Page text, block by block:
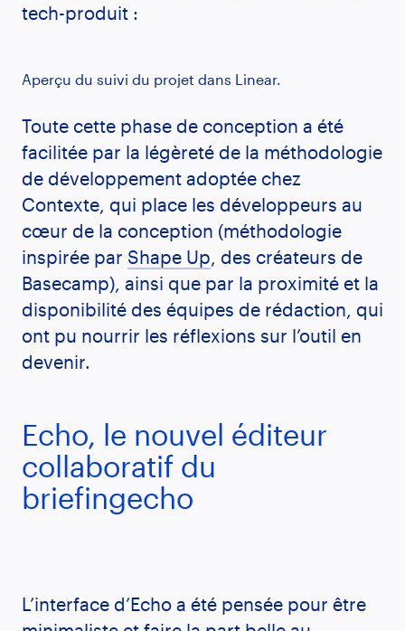
tech-produit :
Aperçu du suivi du projet dans Linear.
Toute cette phase de conception a été
facilitée par la légèreté de la méthodologie
de développement adoptée chez
Contexte, qui place les développeurs au
cœur de la conception (méthodologie
inspirée par Shape Up , des créateurs de
Basecamp), ainsi que par la proximité et la
disponibilité des équipes de rédaction, qui
ont pu nourrir les réflexions sur l’outil en
devenir.
Echo, le nouvel éditeur
collaboratif du
briefingecho
L’interface d’Echo a été pensée pour être